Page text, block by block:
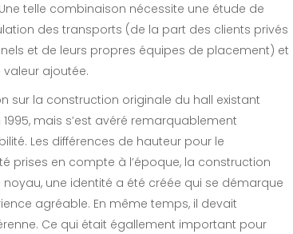
telle combinaison nécessite une étude de
des transports (de la part des clients privés
et de leurs propres équipes de placement) et
ajoutée.
sur la construction originale du hall existant
mais s’est avéré remarquablement
Les différences de hauteur pour le
prises en compte à l’époque, la construction
une identité a été créée qui se démarque
agréable. En même temps, il devait
Ce qui était égallement important pour